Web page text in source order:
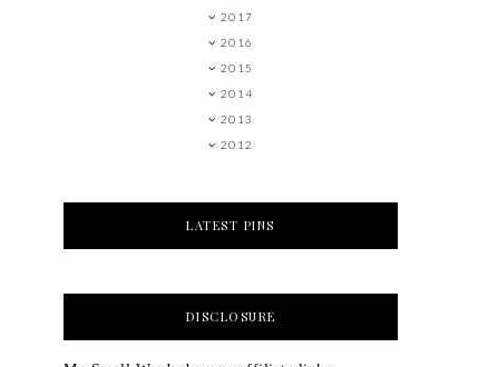
2017
2016
2015
2014
2013
2012
LATEST PINS
DISCLOSURE